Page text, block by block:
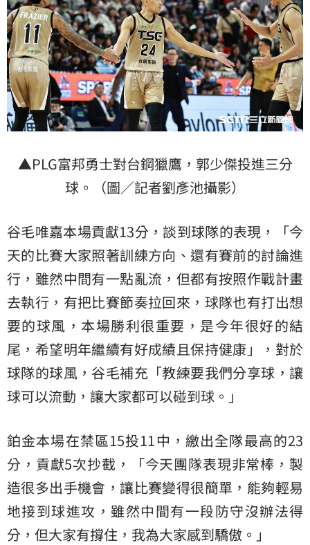
▲PLG富邦勇士對台鋼獵鷹，郭少傑投進三分
球。（圖／記者劉彥池攝影）
谷毛唯嘉本場貢獻13分，談到球隊的表現，「今
天的比賽大家照著訓練方向、還有賽前的討論進
行，雖然中間有一點亂流，但都有按照作戰計畫
去執行，有把比賽節奏拉回來，球隊也有打出想
要的球風，本場勝利很重要，是今年很好的結
尾，希望明年繼續有好成績且保持健康」，對於
球隊的球風，谷毛補充「教練要我們分享球，讓
球可以流動，讓大家都可以碰到球。」
鉑金本場在禁區15投11中，繳出全隊最高的23
分，貢獻5次抄截，「今天團隊表現非常棒，製
造很多出手機會，讓比賽變得很簡單，能夠輕易
地接到球進攻，雖然中間有一段防守沒辦法得
分，但大家有撐住，我為大家感到驕傲。」